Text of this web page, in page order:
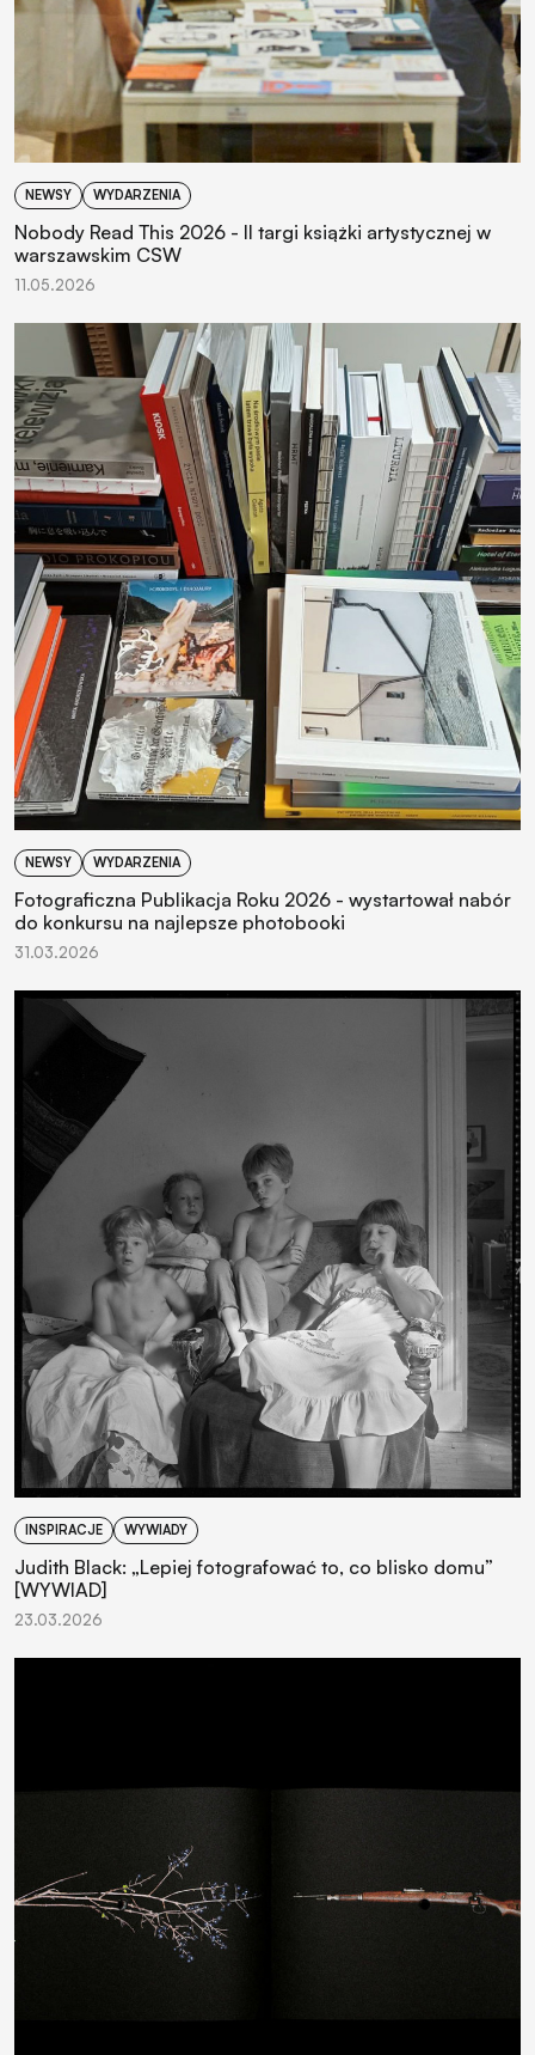
NEWSY WYDARZENIA
Nobody Read This 2026 - II targi książki artystycznej w
warszawskim CSW
11.05.2026
NEWSY WYDARZENIA
Fotograficzna Publikacja Roku 2026 - wystartował nabór
do konkursu na najlepsze photobooki
31.03.2026
INSPIRACJE WYWIADY
Judith Black: „Lepiej fotografować to, co blisko domu”
[WYWIAD]
23.03.2026